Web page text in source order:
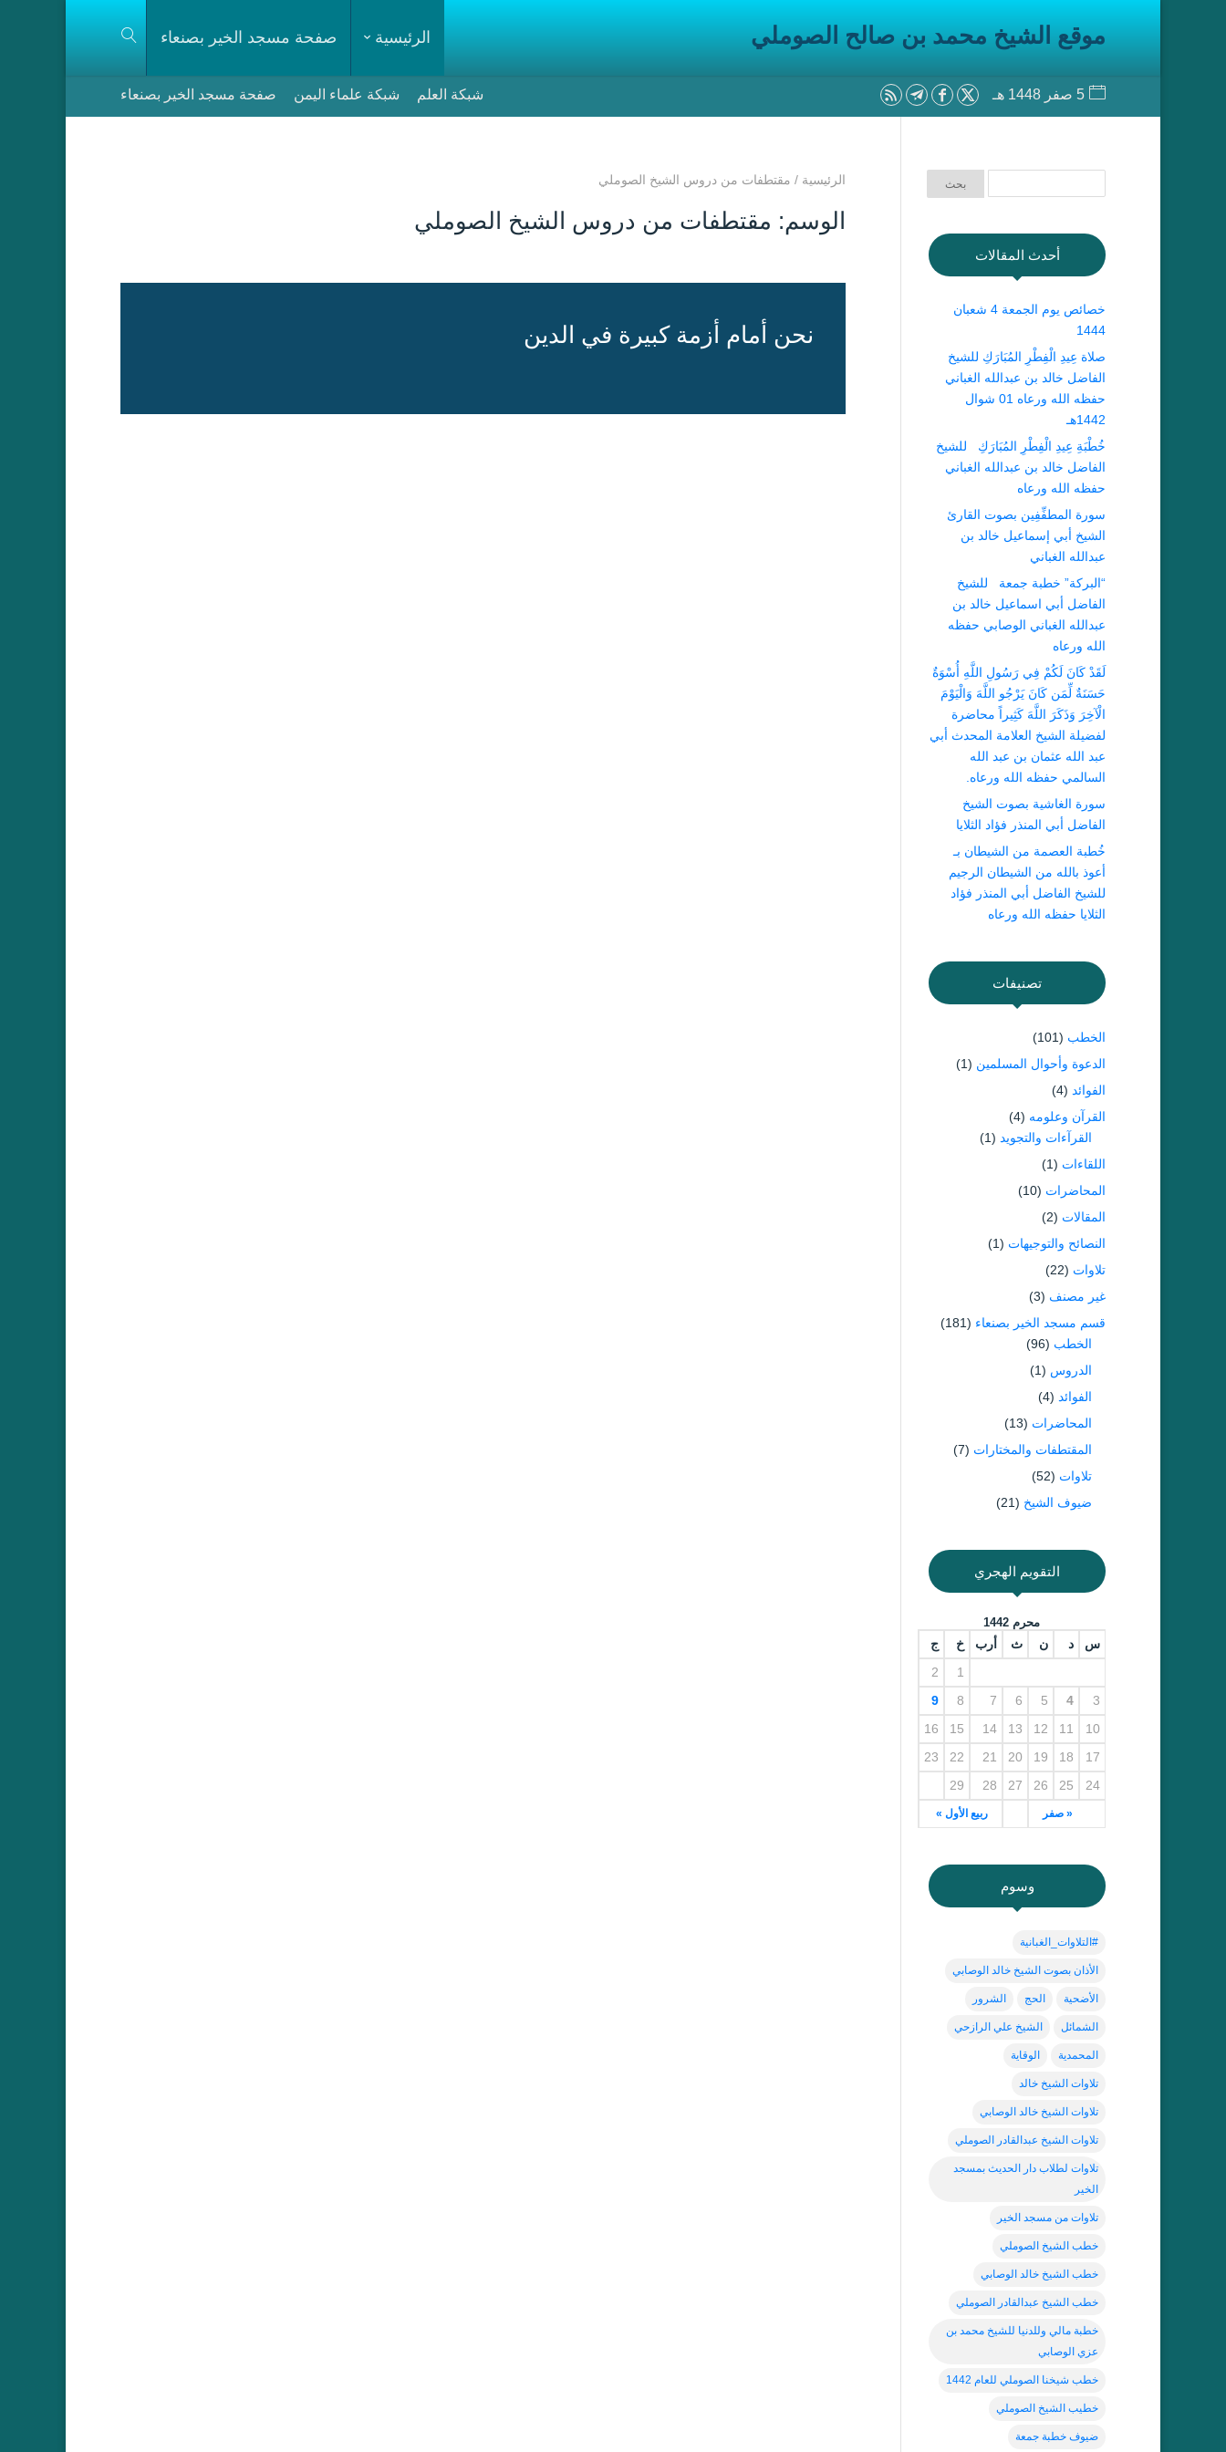
موقع الشيخ محمد بن صالح الصوملي الرئيسية صفحة مسجد الخير بصنعاء
5 صفر 1448 هـ شبكة العلم شبكة علماء اليمن صفحة مسجد الخير بصنعاء
الرئيسية / مقتطفات من دروس الشيخ الصوملي
الوسم: مقتطفات من دروس الشيخ الصوملي
نحن أمام أزمة كبيرة في الدين
أحدث المقالات
خصائص يوم الجمعة 4 شعبان
1444
صلاة عِيدِ الْفِطْرِ المُبَارَكِ للشيخ
الفاضل خالد بن عبدالله الغباني
حفظه الله ورعاه 01 شوال
1442هـ
خُطْبَةِ عِيدِ الْفِطْرِ المُبَارَكِ للشيخ
الفاضل خالد بن عبدالله الغباني
حفظه الله ورعاه
سورة المطفِّفِين بصوت القارئ
الشيخ أبي إسماعيل خالد بن
عبدالله الغباني
“البركة” خطبة جمعة للشيخ
الفاضل أبي اسماعيل خالد بن
عبدالله الغباني الوصابي حفظه
الله ورعاه
لَقَدْ كَانَ لَكُمْ فِي رَسُولِ اللَّهِ أُسْوَةٌ
حَسَنَةٌ لِّمَن كَانَ يَرْجُو اللَّهَ وَالْيَوْمَ
الْآخِرَ وَذَكَرَ اللَّهَ كَثِيراً محاضرة
لفضيلة الشيخ العلامة المحدث أبي
عبد الله عثمان بن عبد الله
السالمي حفظه الله ورعاه.
سورة الغاشية بصوت الشيخ
الفاضل أبي المنذر فؤاد الثلايا
خُطبة العصمة من الشيطان بـ
أعوذ بالله من الشيطان الرجيم
للشيخ الفاضل أبي المنذر فؤاد
الثلايا حفظه الله ورعاه
تصنيفات
الخطب (101)
الدعوة وأحوال المسلمين (1)
الفوائد (4)
القرآن وعلومه (4)
القرآءات والتجويد (1)
اللقاءات (1)
المحاضرات (10)
المقالات (2)
النصائح والتوجيهات (1)
تلاوات (22)
غير مصنف (3)
قسم مسجد الخير بصنعاء (181)
الخطب (96)
الدروس (1)
الفوائد (4)
المحاضرات (13)
المقتطفات والمختارات (7)
تلاوات (52)
ضيوف الشيخ (21)
التقويم الهجري
محرم 1442
س د ن ث أرب خ ج
« صفر ربيع الأول »
1
2
3
4
5
6
7
8
9
10
11
12
13
14
15
16
17
18
19
20
21
22
23
24
25
26
27
28
29
وسوم
#التلاوات_الغبانية
الأذان بصوت الشيخ خالد الوصابي
الأضحية الحج الشرور
الشمائل الشيخ علي الرازحي
المحمدية الوقاية
تلاوات الشيخ خالد
تلاوات الشيخ خالد الوصابي
تلاوات الشيخ عبدالقادر الصوملي
تلاوات لطلاب دار الحديث بمسجد
الخير
تلاوات من مسجد الخير
خطب الشيخ الصوملي
خطب الشيخ خالد الوصابي
خطب الشيخ عبدالقادر الصوملي
خطبة مالي وللدنيا للشيخ محمد بن
عزي الوصابي
خطب شيخنا الصوملي للعام 1442
خطيب الشيخ الصوملي
ضيوف خطبة جمعة